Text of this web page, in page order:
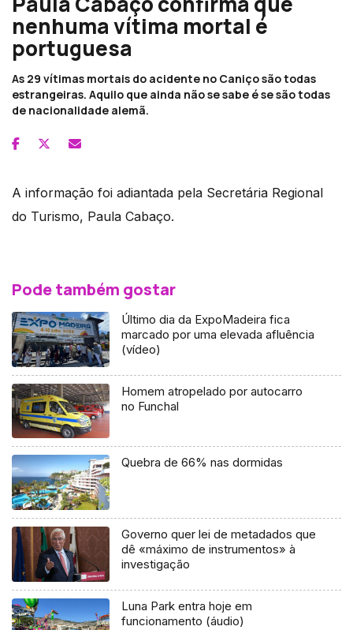
nenhuma vítima mortal é
portuguesa
As 29 vítimas mortais do acidente no Caniço são todas
estrangeiras. Aquilo que ainda não se sabe é se são todas
de nacionalidade alemã.
A informação foi adiantada pela Secretária Regional
do Turismo, Paula Cabaço.
Pode também gostar
Último dia da ExpoMadeira fica
marcado por uma elevada afluência
(vídeo)
Homem atropelado por autocarro
no Funchal
Quebra de 66% nas dormidas
Governo quer lei de metadados que
dê «máximo de instrumentos» à
investigação
Luna Park entra hoje em
funcionamento (áudio)